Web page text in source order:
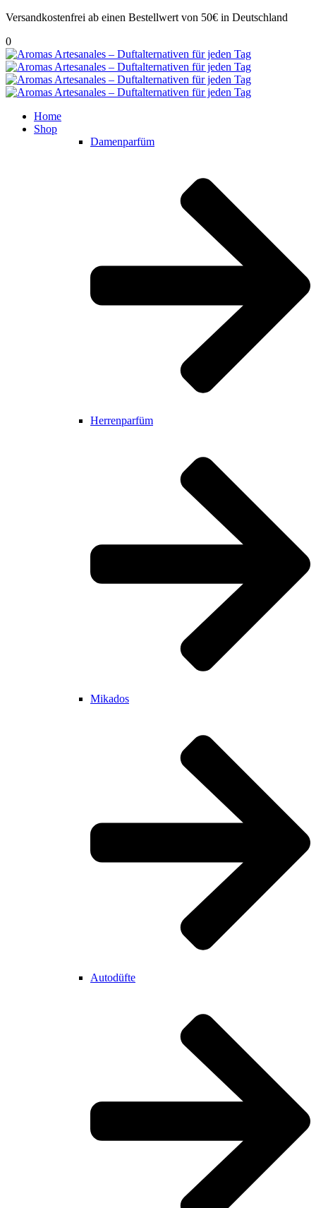
Versandkostenfrei ab einen Bestellwert von 50€ in Deutschland
0
Home
Shop
Damenparfüm
Herrenparfüm
Mikados
Autodüfte